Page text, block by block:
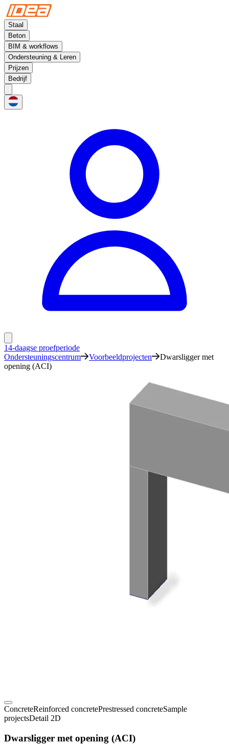
Staal
Beton
BIM & workflows
Ondersteuning & Leren
Prijzen
Bedrijf
14-daagse proefperiode
Ondersteuningscentrum
Voorbeeldprojecten
Dwarsligger met
opening (ACI)
ConcreteReinforced concretePrestressed concreteSample
projectsDetail 2D
Dwarsligger met opening (ACI)